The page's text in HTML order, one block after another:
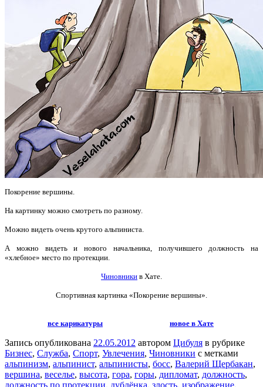
Покорение вершины.
На картинку можно смотреть по разному.
Можно видеть очень крутого альпиниста.
А можно видеть и нового начальника, получившего должность на
«хлебное» место по протекции.
Чиновники в Хате.
Спортивная картинка «Покорение вершины».
все карикатуры новое в Хате
Запись опубликована 22.05.2012 автором Цибуля в рубрике
Бизнес, Служба, Спорт, Увлечения, Чиновники с метками
альпинизм, альпинист, альпинисты, босс, Валерий Щербакан,
вершина, веселье, высота, гора, горы, дипломат, должность,
должность по протекции, дублёнка, злость, изображение,